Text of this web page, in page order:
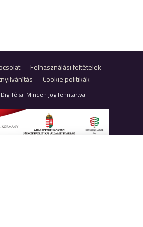
Felhasználási feltételek
Cookie politikák
Minden jog fenntartva.